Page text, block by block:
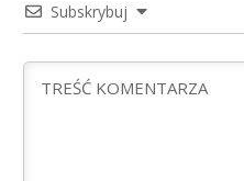
Subskrybuj